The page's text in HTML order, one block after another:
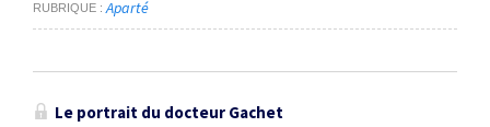
RUBRIQUE Aparté
Le portrait du docteur Gachet